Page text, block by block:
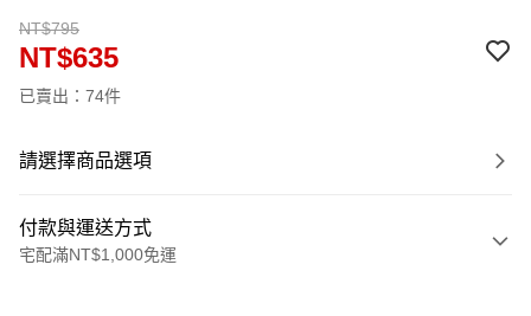
NT$795
NT$635
已賣出：74件
請選擇商品選項
付款與運送方式
宅配滿NT$1,000免運